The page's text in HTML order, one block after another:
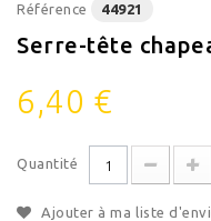
Référence 44921
Serre-tête
6,40 €
Quantité
Ajouter à ma liste